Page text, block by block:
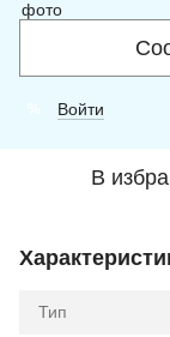
Войти
В
Тип